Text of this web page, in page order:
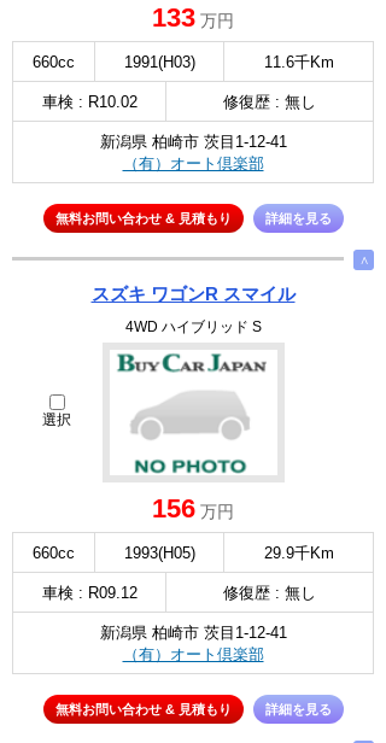
133 万円
660cc 1991(H03) 11.6千Km
車検 : R10.02 修復歴 : 無し
新潟県 柏崎市 茨目1-12-41
（有）オート倶楽部
無料お問い合わせ & 見積もり 詳細を見る
∧
スズキ ワゴンR スマイル
4WD ハイブリッド S
選択
156 万円
660cc 1993(H05) 29.9千Km
車検 : R09.12 修復歴 : 無し
新潟県 柏崎市 茨目1-12-41
（有）オート倶楽部
無料お問い合わせ & 見積もり 詳細を見る